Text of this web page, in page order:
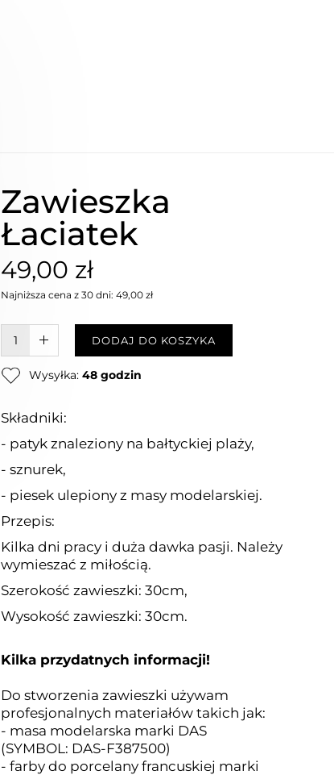
Zawieszka
Łaciatek
49,00 zł
Najniższa cena z 30 dni: 49,00 zł
W KOSZYKU :)DODAJ DO KOSZYKA
Wysyłka:48 godzin
Składniki:
- patyk znaleziony na bałtyckiej plaży,
- sznurek,
- piesek ulepiony z masy modelarskiej.
Przepis:
Kilka dni pracy i duża dawka pasji. Należy
wymieszać z miłością.
Szerokość zawieszki: 30cm,
Wysokość zawieszki: 30cm.
Kilka przydatnych informacji!
Do stworzenia zawieszki używam
profesjonalnych materiałów takich jak:
- masa modelarska marki DAS
(SYMBOL: DAS-F387500)
- farby do porcelany francuskiej marki